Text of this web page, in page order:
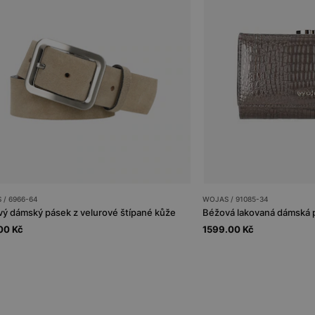
/ 6966-64
dámský pásek z velurové štípané kůže
Kč
WOJAS / 91085-34
Béžová lakovaná
1599.00 Kč